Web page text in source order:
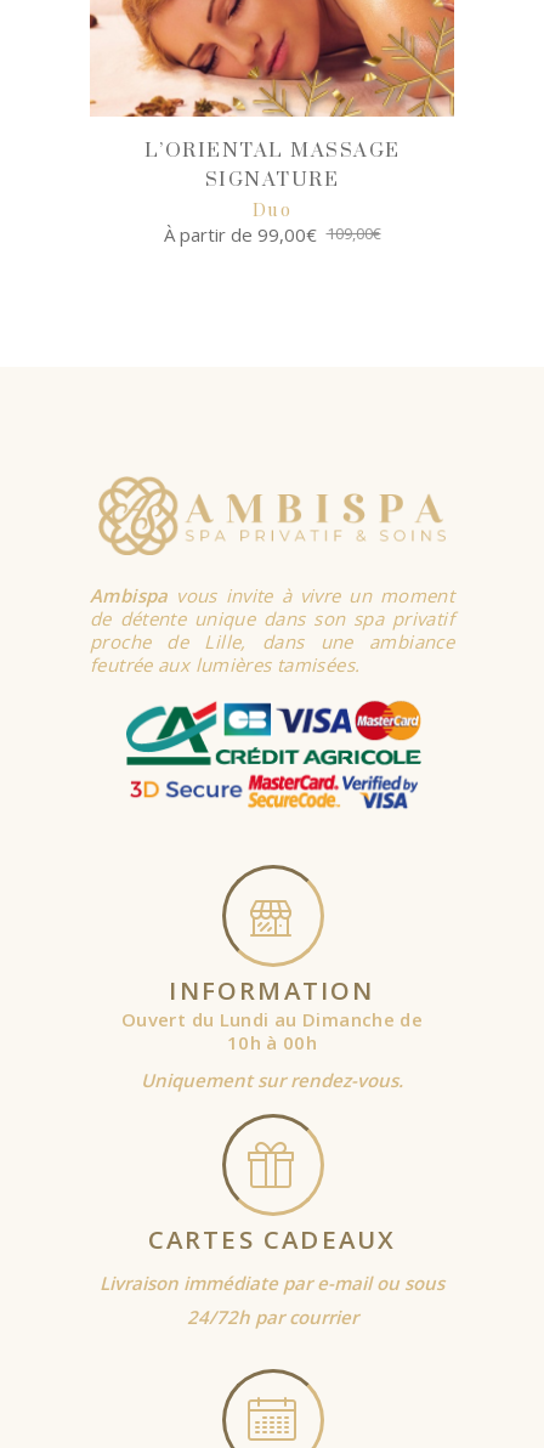
L’ORIENTAL MASSAGE
SIGNATURE
Duo
À partir de 99,00€ 109,00€
Ambispa vous invite à vivre un moment
de détente unique dans son spa privatif
proche de Lille, dans une ambiance
feutrée aux lumières tamisées.
INFORMATION
Ouvert du Lundi au Dimanche de
10h à 00h
Uniquement sur rendez-vous.
CARTES CADEAUX
Livraison immédiate par e-mail ou sous
24/72h par courrier